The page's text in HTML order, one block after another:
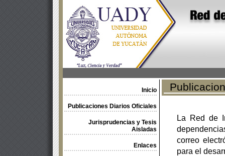
Inicio
Publicaciones Diarios Oficiales
Jurisprudencias y Tesis
Aisladas
Enlaces
La Red de
correo
para el